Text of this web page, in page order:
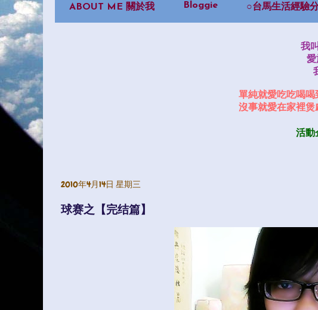
ABOUT ME 關於我 Bloggie ○台馬生活經驗
我
單純就愛吃吃喝喝
沒事就愛在家裡煲
活動
2010年4月14日 星期三
球赛之【完结篇】